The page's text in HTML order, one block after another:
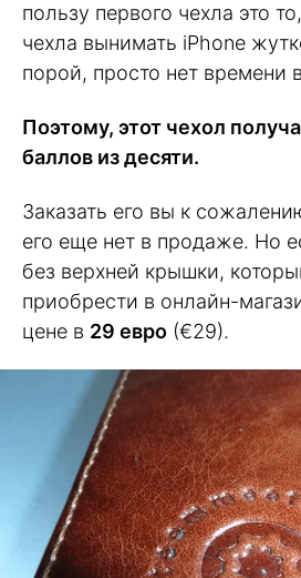
пользу первого чехла это
чехла вынимать iPhone
порой, просто нет времени
Поэтому, этот чехол
баллов из десяти.
Заказать его вы к
его еще нет в продаже. Но
без верхней крышки,
приобрести в онлайн-
цене в 29 евро (€29).